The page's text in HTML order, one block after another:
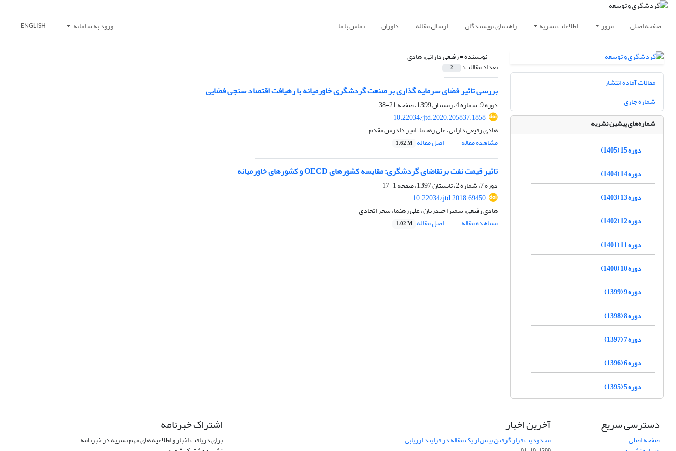
صفحه اصلی مرور اطلاعات نشریه راهنمای نویسندگان ارسال مقاله داوران تماس با ما ورود به سامانه ENGLISH
نویسنده =رفیعی دارانی، هادی
تعداد مقالات: 2
بررسی تاثیر فضای سرمایه گذاری بر صنعت گردشگری خاورمیانه با رهیافت اقتصاد سنجی فضایی
دوره 9، شماره 4، زمستان 1399، صفحه
21-38
10.22034/jtd.2020.205837.1858
هادی رفیعی دارانی، علی رهنما، امیر دادرس مقدم
مشاهده مقاله
اصل مقاله 1.62 M
تاثیر قیمت نفت برتقاضای گردشگری: مقایسه کشورهای OECD و کشورهای خاورمیانه
دوره 7، شماره 2، تابستان 1397، صفحه
1-17
10.22034/jtd.2018.69450
هادی رفیعی، سمیرا حیدریان، علی رهنما، سحر اتحادی
مشاهده مقاله
اصل مقاله 1.02 M
مقالات آماده انتشار
شماره جاری
شماره‌های پیشین نشریه
دوره 15 (1405)
دوره 14 (1404)
دوره 13 (1403)
دوره 12 (1402)
دوره 11 (1401)
دوره 10 (1400)
دوره 9 (1399)
دوره 8 (1398)
دوره 7 (1397)
دوره 6 (1396)
دوره 5 (1395)
دسترسی سریع
صفحه اصلی
آخرین اخبار
محدودیت قرار گرفتن بیش از یک مقاله در فرایند ارزیابی
اشتراک خبرنامه
برای دریافت اخبار و اطلاعیه های مهم نشریه در خبرنامه